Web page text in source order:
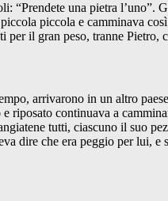
“Prendete una pietra
piccola e camminava
per il gran peso, tranne Pietro,
arrivarono in un altro
riposato continuava a
tutti, ciascuno il suo
dire che era peggio per lui,